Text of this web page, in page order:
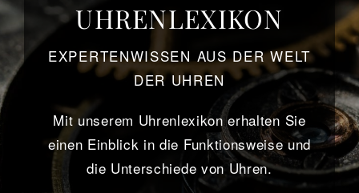
UHRENLEXIKON
EXPERTENWISSEN AUS DER WELT
DER UHREN
Mit unserem Uhrenlexikon erhalten Sie
einen Einblick in die Funktionsweise und
die Unterschiede von Uhren.